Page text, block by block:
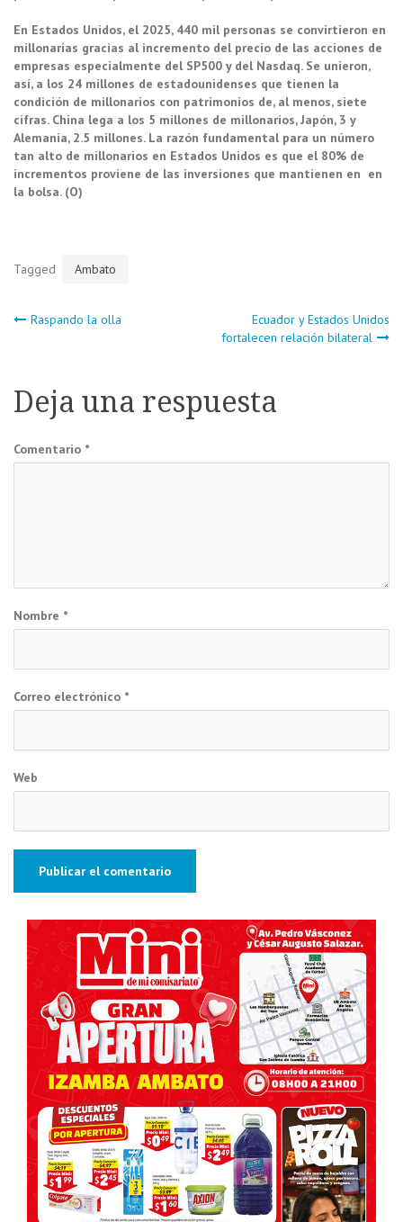
En Estados Unidos, el 2025, 440 mil personas se convirtieron en
millonarias gracias al incremento del precio de las acciones de
empresas especialmente del SP500 y del Nasdaq. Se unieron,
así, a los 24 millones de estadounidenses que tienen la
condición de millonarios con patrimonios de, al menos, siete
cifras. China lega a los 5 millones de millonarios, Japón, 3 y
Alemania, 2.5 millones. La razón fundamental para un número
tan alto de millonarios en Estados Unidos es que el 80% de
incrementos proviene de las inversiones que mantienen en en
la bolsa. (O)
Tagged Ambato
Navegación
entradas
Raspando la olla
Ecuador y Estados Unidos
fortalecen relación bilateral
Deja una respuesta
Comentario *
Nombre *
Correo electrónico *
Web